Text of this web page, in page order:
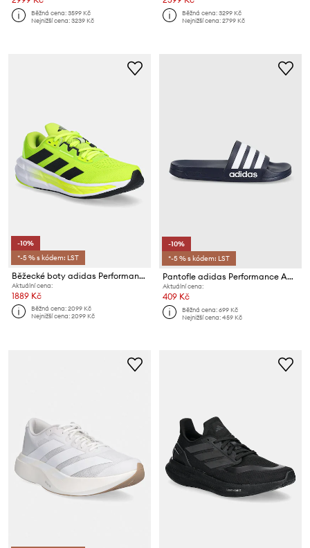
Běžná cena:3599 Kč
Nejnižší cena:3239 Kč
Běžná cena:3299 Kč
Nejnižší cena:2799 Kč
-10%
*-5 % s kódem: LST
Běžecké boty adidas Performance Questar 3
Aktuální cena:
1889 Kč
Běžná cena:2099 Kč
Nejnižší cena:2099 Kč
-10%
*-5 % s kódem: LST
Pantofle adidas Performance Adilette Shower GZ5920
Aktuální cena:
409 Kč
Běžná cena:699 Kč
Nejnižší cena:459 Kč